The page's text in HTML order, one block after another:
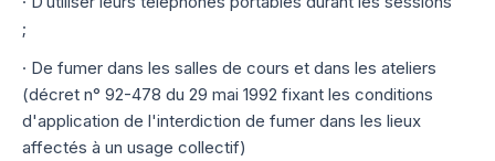
;
· De fumer dans les salles de cours et dans les ateliers
(décret n° 92-478 du 29 mai 1992 fixant les conditions
d'application de l'interdiction de fumer dans les lieux
affectés à un usage collectif)